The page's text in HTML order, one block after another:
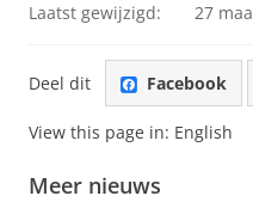
Laatst gewijzigd: 27
Deel dit Facebook
View this page in: English
Meer nieuws